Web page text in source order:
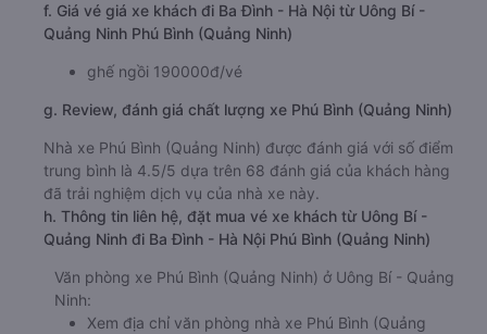
f. Giá vé giá xe khách đi Ba Đình - Hà Nội từ Uông Bí -
Quảng Ninh Phú Bình (Quảng Ninh)
ghế ngồi 190000đ/vé
g. Review, đánh giá chất lượng xe Phú Bình (Quảng Ninh)
Nhà xe Phú Bình (Quảng Ninh) được đánh giá với số điểm
trung bình là 4.5/5 dựa trên 68 đánh giá của khách hàng
đã trải nghiệm dịch vụ của nhà xe này.
h. Thông tin liên hệ, đặt mua vé xe khách từ Uông Bí -
Quảng Ninh đi Ba Đình - Hà Nội Phú Bình (Quảng Ninh)
Văn phòng xe Phú Bình (Quảng Ninh) ở Uông Bí - Quảng
Ninh:
Xem địa chỉ văn phòng nhà xe Phú Bình (Quảng